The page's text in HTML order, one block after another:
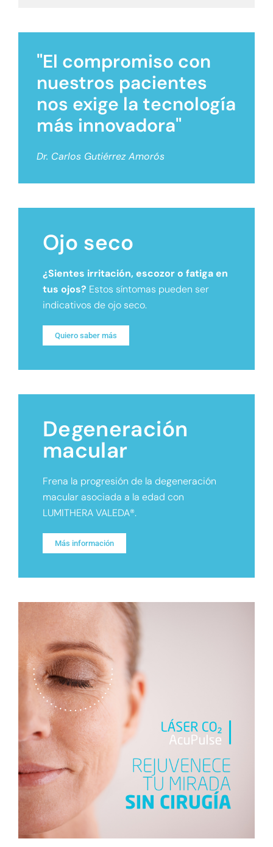
"El compromiso con
nuestros pacientes
nos exige la tecnología
más innovadora"
Dr. Carlos Gutiérrez Amorós
Ojo seco
¿Sientes irritación, escozor o fatiga en
tus ojos? Estos síntomas pueden ser
indicativos de ojo seco.
Quiero saber más
Degeneración
macular
Frena la progresión de la degeneración
macular asociada a la edad con
LUMITHERA VALEDA®.
Más información